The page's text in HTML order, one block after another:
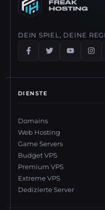
DEIN SPIEL, DEINE
DIENSTE
Domains
Web Hosting
Game Servers
Budget VPS
Premium VPS
Extreme VPS
Dedizierte Server